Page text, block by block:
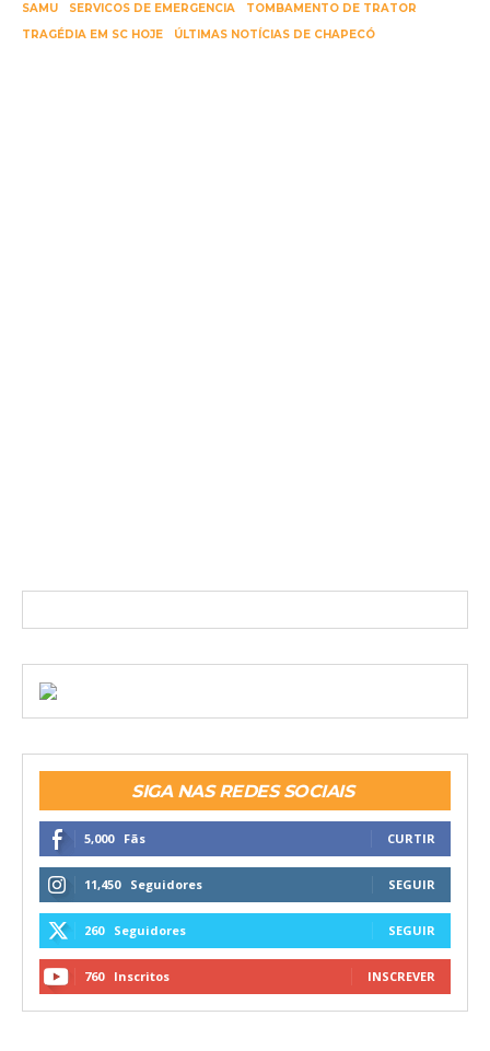
SAMU SERVICOS DE EMERGENCIA
TOMBAMENTO DE TRATOR
TRAGÉDIA EM SC HOJE
ÚLTIMAS NOTÍCIAS DE CHAPECÓ
SIGA NAS REDES SOCIAIS
5,000 Fãs CURTIR
11,450 Seguidores SEGUIR
260 Seguidores SEGUIR
760 Inscritos INSCREVER